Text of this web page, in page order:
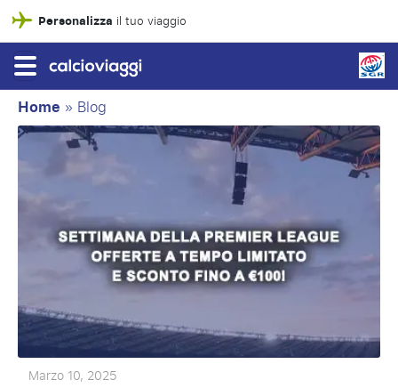
Personalizza il tuo viaggio
Home » Blog
Marzo 10, 2025